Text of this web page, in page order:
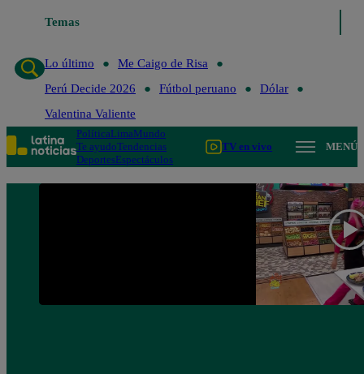
Temas
Lo último
Me Caigo de Risa
Perú Decide 2026
Fútbol peruano
Dólar
Valentina Valiente
PolíticaLimaMundo
Te ayudoTendencias
DeportesEspectáculos
TV en vivo MENÚ